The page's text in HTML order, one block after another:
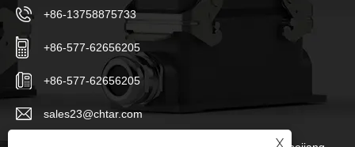
+86-13758875733
+86-577-62656205
+86-577-62656205
sales23@chtar.com
X